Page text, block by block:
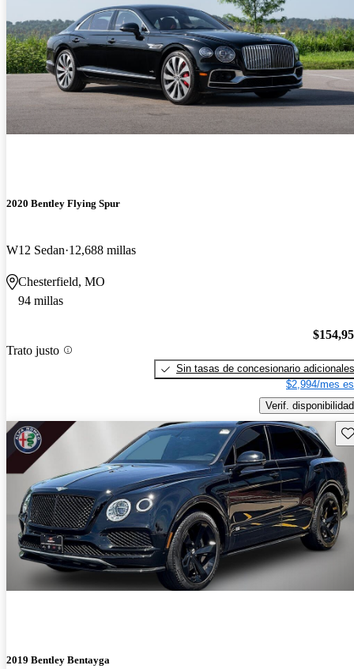
2020 Bentley Flying Spur
W12 Sedan 12,688 millas
Chesterfield, MO
94 millas
Trato justo
Sin tasas de concesionario adicionales
$2,994/mes
Verif. disponibilidad
2019 Bentley Bentayga